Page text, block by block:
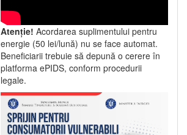
Atenție! Acordarea suplimentului pentru
energie (50 lei/lună) nu se face automat.
Beneficiarii trebuie să depună o cerere în
platforma ePIDS, conform procedurii
legale.